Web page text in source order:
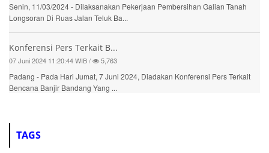
Senin, 11/03/2024 - Dilaksanakan Pekerjaan Pembersihan Galian Tanah
Longsoran Di Ruas Jalan Teluk Ba...
Konferensi Pers Terkait B...
07 Juni 2024 11:20:44 WIB / 5,763
Padang - Pada Hari Jumat, 7 Juni 2024, Diadakan Konferensi Pers Terkait
Bencana Banjir Bandang Yang ...
TAGS